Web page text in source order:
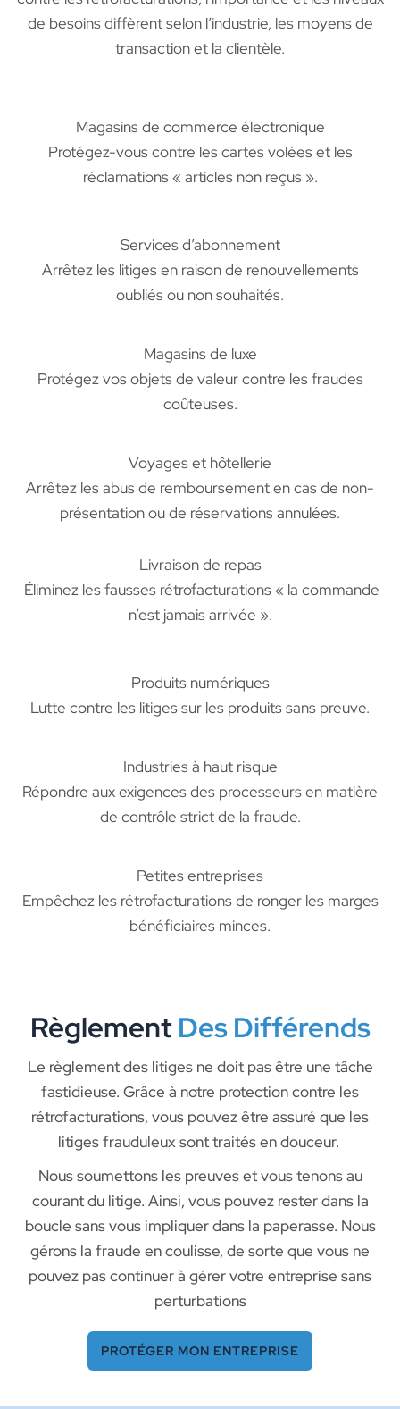
de besoins diffèrent selon l’industrie, les moyens de
transaction et la clientèle.
Magasins de commerce électronique
Protégez-vous contre les cartes volées et les
réclamations « articles non reçus ».
Services d’abonnement
Arrêtez les litiges en raison de renouvellements
oubliés ou non souhaités.
Magasins de luxe
Protégez vos objets de valeur contre les fraudes
coûteuses.
Voyages et hôtellerie
Arrêtez les abus de remboursement en cas de non-
présentation ou de réservations annulées.
Livraison de repas
Éliminez les fausses rétrofacturations « la commande
n’est jamais arrivée ».
Produits numériques
Lutte contre les litiges sur les produits sans preuve.
Industries à haut risque
Répondre aux exigences des processeurs en matière
de contrôle strict de la fraude.
Petites entreprises
Empêchez les rétrofacturations de ronger les marges
bénéficiaires minces.
Règlement Des Différends
Le règlement des litiges ne doit pas être une tâche
fastidieuse. Grâce à notre protection contre les
rétrofacturations, vous pouvez être assuré que les
litiges frauduleux sont traités en douceur.
Nous soumettons les preuves et vous tenons au
courant du litige. Ainsi, vous pouvez rester dans la
boucle sans vous impliquer dans la paperasse. Nous
gérons la fraude en coulisse, de sorte que vous ne
pouvez pas continuer à gérer votre entreprise sans
perturbations
PROTÉGER MON ENTREPRISE